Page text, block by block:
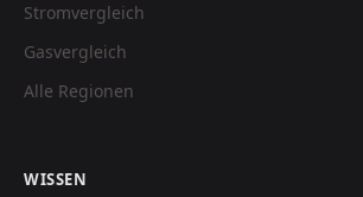
Stromvergleich
Gasvergleich
Alle Regionen
WISSEN